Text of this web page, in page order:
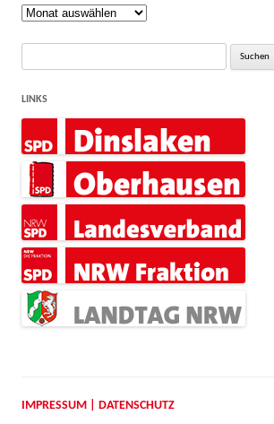
Rückblick
LINKS
IMPRESSUM | DATENSCHUTZ